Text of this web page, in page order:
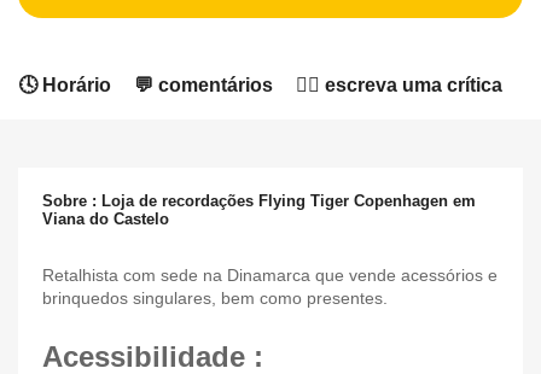
🕓 Horário 💬 comentários ✍🏻 escreva uma crítica
Sobre : Loja de recordações Flying Tiger Copenhagen em
Viana do Castelo
Retalhista com sede na Dinamarca que vende acessórios e
brinquedos singulares, bem como presentes.
Acessibilidade :